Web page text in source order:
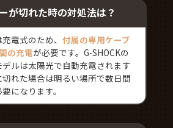
が切れた時の対処法は？
電式のため、 付属の専用ケーブ
の充電が必要です。G-SHOCKの
デルは太陽光で自動充電されます
れた場合は明るい場所で数日間
になります。